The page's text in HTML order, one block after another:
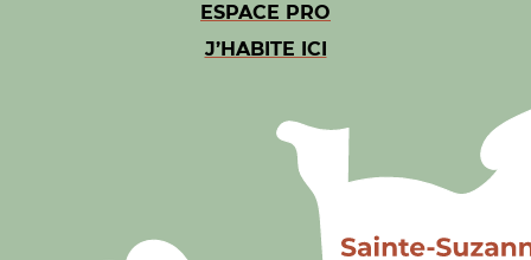
ESPACE PRO
J’HABITE ICI